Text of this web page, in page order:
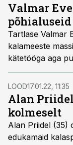
Valmar
põhialuseid
Tartlase Valmar
kalameeste
kätetööga aga
portaali loomist
ise kõva kala- ja
LOOD17.01.22, 11:35
Alan
kolmeselt
Alan Priidel (35)
edukamaid